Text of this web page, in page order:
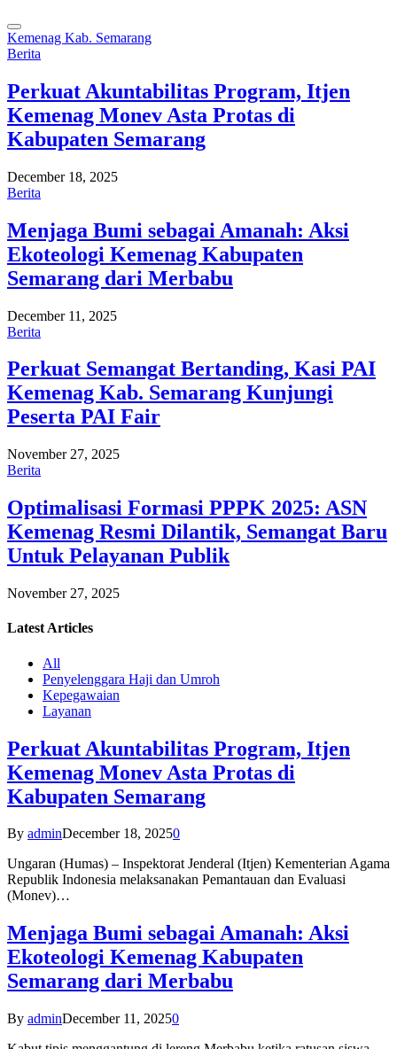
Kemenag Kab. Semarang
Berita
Perkuat Akuntabilitas Program, Itjen
Kemenag Monev Asta Protas di
Kabupaten Semarang
December 18, 2025
Berita
Menjaga Bumi sebagai Amanah: Aksi
Ekoteologi Kemenag Kabupaten
Semarang dari Merbabu
December 11, 2025
Berita
Perkuat Semangat Bertanding, Kasi PAI
Kemenag Kab. Semarang Kunjungi
Peserta PAI Fair
November 27, 2025
Berita
Optimalisasi Formasi PPPK 2025: ASN
Kemenag Resmi Dilantik, Semangat Baru
Untuk Pelayanan Publik
November 27, 2025
Latest Articles
All
Penyelenggara Haji dan Umroh
Kepegawaian
Layanan
Perkuat Akuntabilitas Program, Itjen
Kemenag Monev Asta Protas di
Kabupaten Semarang
By adminDecember 18, 20250
Ungaran (Humas) – Inspektorat Jenderal (Itjen) Kementerian Agama
Republik Indonesia melaksanakan Pemantauan dan Evaluasi
(Monev)…
Menjaga Bumi sebagai Amanah: Aksi
Ekoteologi Kemenag Kabupaten
Semarang dari Merbabu
By adminDecember 11, 20250